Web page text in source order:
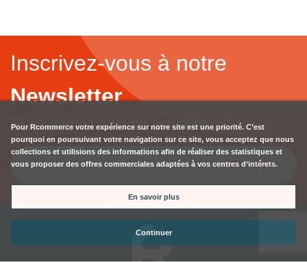
Inscrivez-vous à notre
Newsletter
Et ne perdez aucune actualité...
Envoyer
Pour Rcommerce votre expérience sur notre site est une priorité. C’est
pourquoi en poursuivant votre navigation sur ce site, vous acceptez que nous
collections et utilisions des informations afin de réaliser des statistiques et
vous proposer des offres commerciales adaptées à vos centres d’intérets.
En savoir plus
Continuer